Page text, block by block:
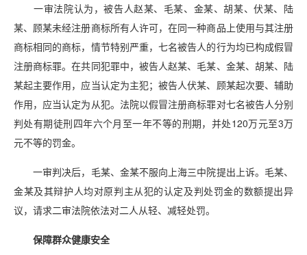
一审法院认为，被告人赵某、毛某、金某、胡某、伏某、陆
某、顾某未经注册商标所有人许可，在同一种商品上使用与其注册
商标相同的商标，情节特别严重，七名被告人的行为均已构成假冒
注册商标罪。在共同犯罪中，被告人赵某、毛某、金某、胡某、陆
某起主要作用，应当认定为主犯；被告人伏某、顾某起次要、辅助
作用，应当认定为从犯。法院以假冒注册商标罪对七名被告人分别
判处有期徒刑四年六个月至一年不等的刑期，并处120万元至3万
元不等的罚金。
一审判决后，毛某、金某不服向上海三中院提出上诉。毛某、
金某及其辩护人均对原判主从犯的认定及判处罚金的数额提出异
议，请求二审法院依法对二人从轻、减轻处罚。
保障群众健康安全